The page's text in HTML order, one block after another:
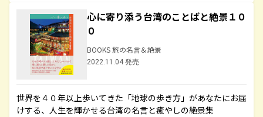
心に寄り添う台湾のことばと絶景１０
０
BOOKS 旅の名言＆絶景
2022.11.04 発売
世界を４０年以上歩いてきた「地球の歩き方」があなたにお届
けする、人生を輝かせる台湾の名言と癒やしの絶景集